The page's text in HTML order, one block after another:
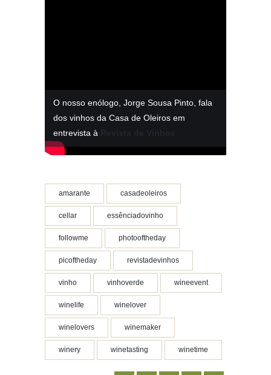
O nosso enólogo, Jorge Sousa Pinto, fala
dos vinhos da Casa de Oleiros em
entrevista à
amarante casadeoleiros
cellar essênciadovinho
followme photooftheday
picoftheday revistadevinhos
vinho vinhoverde wineevent
winelife winelover
winelovers winemaker
winery winetasting winetime